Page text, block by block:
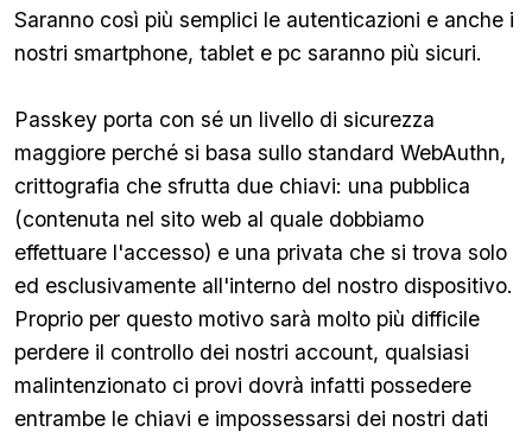
Saranno così più semplici le autenticazioni e anche i
nostri smartphone, tablet e pc saranno più sicuri.
Passkey porta con sé un livello di sicurezza
maggiore perché si basa sullo standard WebAuthn,
crittografia che sfrutta due chiavi: una pubblica
(contenuta nel sito web al quale dobbiamo
effettuare l'accesso) e una privata che si trova solo
ed esclusivamente all'interno del nostro dispositivo.
Proprio per questo motivo sarà molto più difficile
perdere il controllo dei nostri account, qualsiasi
malintenzionato ci provi dovrà infatti possedere
entrambe le chiavi e impossessarsi dei nostri dati